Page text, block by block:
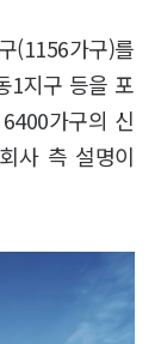
(1156가구)를
1지구 등을 포
가구의 신
사 측 설명이